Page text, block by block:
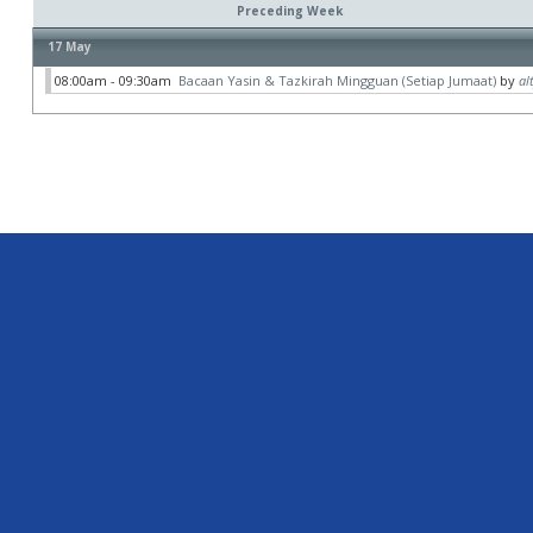
Preceding Week
17 May
08:00am - 09:30am Bacaan Yasin & Tazkirah Mingguan (Setiap Jumaat) by